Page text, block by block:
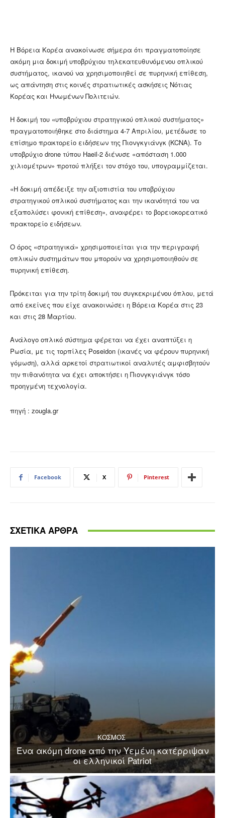
Η Βόρεια Κορέα ανακοίνωσε σήμερα ότι πραγματοποίησε
ακόμη μια δοκιμή υποβρύχιου τηλεκατευθυνόμενου οπλικού
συστήματος, ικανού να χρησιμοποιηθεί σε πυρηνική επίθεση,
ως απάντηση στις κοινές στρατιωτικές ασκήσεις Νότιας
Κορέας και Ηνωμένων Πολιτειών.
Η δοκιμή του «υποβρύχιου στρατηγικού οπλικού συστήματος»
πραγματοποιήθηκε στο διάστημα 4-7 Απριλίου, μετέδωσε το
επίσημο πρακτορείο ειδήσεων της Πιονγκγιάνγκ (KCNA). Το
υποβρύχιο drone τύπου Haeil-2 διένυσε «απόσταση 1.000
χιλιομέτρων» προτού πλήξει τον στόχο του, υπογραμμίζεται.
«Η δοκιμή απέδειξε την αξιοπιστία του υποβρύχιου
στρατηγικού οπλικού συστήματος και την ικανότητά του να
εξαπολύσει φονική επίθεση», αναφέρει το βορειοκορεατικό
πρακτορείο ειδήσεων.
Ο όρος «στρατηγικά» χρησιμοποιείται για την περιγραφή
οπλικών συστημάτων που μπορούν να χρησιμοποιηθούν σε
πυρηνική επίθεση.
Πρόκειται για την τρίτη δοκιμή του συγκεκριμένου όπλου, μετά
από εκείνες που είχε ανακοινώσει η Βόρεια Κορέα στις 23
και στις 28 Μαρτίου.
Ανάλογο οπλικό σύστημα φέρεται να έχει αναπτύξει η
Ρωσία, με τις τορπίλες Poseidon (ικανές να φέρουν πυρηνική
γόμωση), αλλά αρκετοί στρατιωτικοί αναλυτές αμφισβητούν
την πιθανότητα να έχει αποκτήσει η Πιονγκγιάνγκ τόσο
προηγμένη τεχνολογία.
πηγή : zougla.gr
Facebook X Pinterest
ΣΧΕΤΙΚΑ ΑΡΘΡΑ
ΚΟΣΜΟΣ
Ένα ακόμη drone από την Υεμένη κατέρριψαν
οι ελληνικοί Patriot